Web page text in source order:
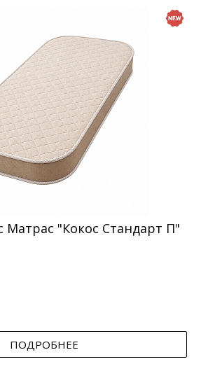
Матрас "Кокос Стандарт П"
ПОДРОБНЕЕ